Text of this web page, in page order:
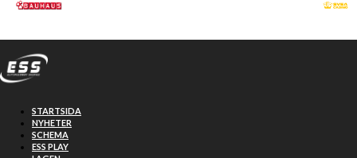
Hoppa till huvudinnehåll
STARTSIDA
NYHETER
SCHEMA
ESS PLAY